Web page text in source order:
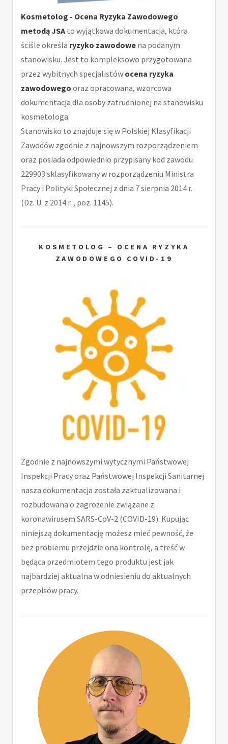
Kosmetolog - Ocena Ryzyka Zawodowego
metodą JSA to wyjątkowa dokumentacja, która
ściśle określa ryzyko zawodowe na podanym
stanowisku. Jest to kompleksowo przygotowana
przez wybitnych specjalistów ocena ryzyka
zawodowego oraz opracowana, wzorcowa
dokumentacja dla osoby zatrudnionej na stanowisku
kosmetologa.
Stanowisko to znajduje się w Polskiej Klasyfikacji
Zawodów zgodnie z najnowszym rozporządzeniem
oraz posiada odpowiednio przypisany kod zawodu
229903 sklasyfikowany w rozporządzeniu Ministra
Pracy i Polityki Społecznej z dnia 7 sierpnia 2014 r.
(Dz. U. z 2014 r. , poz. 1145).
KOSMETOLOG – OCENA RYZYKA
ZAWODOWEGO COVID-19
Zgodnie z najnowszymi wytycznymi Państwowej
Inspekcji Pracy oraz Państwowej Inspekcji Sanitarnej
nasza dokumentacja została zaktualizowana i
rozbudowana o zagrożenie związane z
koronawirusem SARS-CoV-2 (COVID-19). Kupując
niniejszą dokumentację możesz mieć pewność, że
bez problemu przejdzie ona kontrolę, a treść w
będąca przedmiotem tego produktu jest jak
najbardziej aktualna w odniesieniu do aktualnych
przepisów pracy.